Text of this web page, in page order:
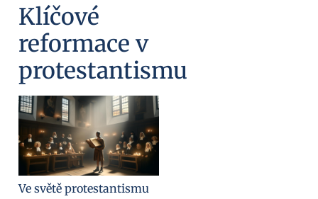
Klíčové
reformace v
protestantismu
Ve světě protestantismu